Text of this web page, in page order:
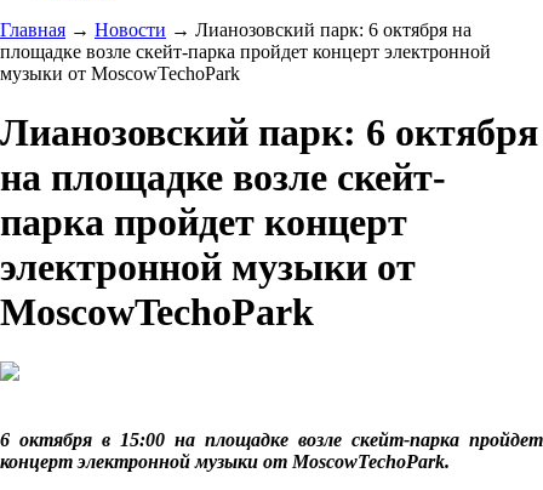
Главная → Новости → Лианозовский парк: 6 октября на
площадке возле скейт-парка пройдет концерт электронной
музыки от MoscowTechoPark
Лианозовский парк: 6 октября
на площадке возле скейт-
парка пройдет концерт
электронной музыки от
MoscowTechoPark
6 октября в 15:00 на площадке возле скейт-парка пройдет
концерт электронной музыки от MoscowTechoPark.